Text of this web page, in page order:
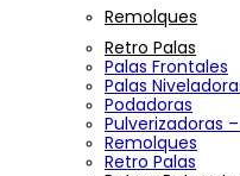
Remolques
Retro Palas
Palas Frontales
Palas
Podadoras
Pulverizadoras
Remolques
Retro Palas